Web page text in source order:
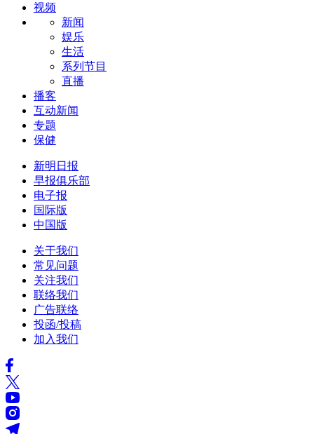
视频
新闻
娱乐
生活
系列节目
直播
播客
互动新闻
专题
保健
新明日报
早报俱乐部
电子报
国际版
中国版
关于我们
常见问题
关注我们
联络我们
广告联络
投函/投稿
加入我们